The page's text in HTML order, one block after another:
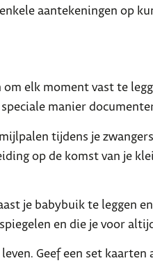
aantekeningen op
elk moment vast te
manier
tijdens je
op de komst van je
je babybuik te leggen
en die je voor
Geef een set